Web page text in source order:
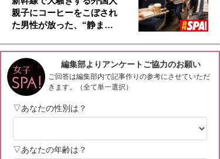
親子にコーヒーをこぼされ
た男性が放った、“静ま…